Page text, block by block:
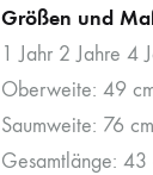
Größen und
1 Jahr 2 Jahre 4
Oberweite: 49
Saumweite: 76
Gesamtlänge: